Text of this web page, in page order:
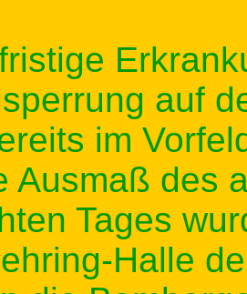
auf
im
Ausmaß des
Tages
Halle